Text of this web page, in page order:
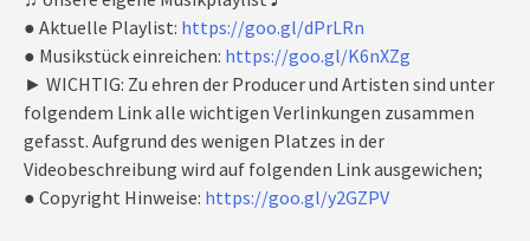
● Aktuelle Playlist: https://goo.gl/dPrLRn
● Musikstück einreichen: https://goo.gl/K6nXZg
► WICHTIG: Zu ehren der Producer und Artisten sind unter
folgendem Link alle wichtigen Verlinkungen zusammen
gefasst. Aufgrund des wenigen Platzes in der
Videobeschreibung wird auf folgenden Link ausgewichen;
● Copyright Hinweise: https://goo.gl/y2GZPV